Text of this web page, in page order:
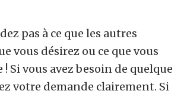
pas à ce que les autres
vous désirez ou ce que vous
Si vous avez besoin de quelque
votre demande clairement. Si